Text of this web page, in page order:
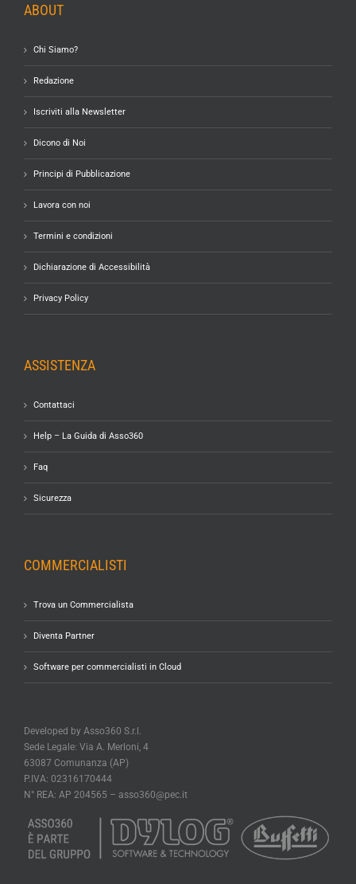
ABOUT
Chi Siamo?
Redazione
Iscriviti alla Newsletter
Dicono di Noi
Principi di Pubblicazione
Lavora con noi
Termini e condizioni
Dichiarazione di Accessibilità
Privacy Policy
ASSISTENZA
Contattaci
Help – La Guida di Asso360
Faq
Sicurezza
COMMERCIALISTI
Trova un Commercialista
Diventa Partner
Software per commercialisti in Cloud
Developed by Asso360 S.r.l.
Sede Legale: Via A. Merloni, 4
63087 Comunanza (AP)
P.IVA: 02316170444
N° REA: AP 204565 – asso360@pec.it